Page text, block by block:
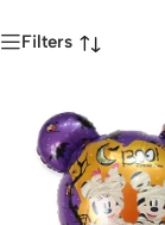
Caută
Filters